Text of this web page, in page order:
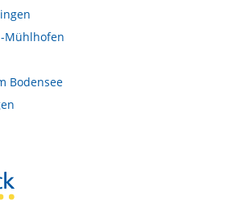
Mühlhofen
Bodensee